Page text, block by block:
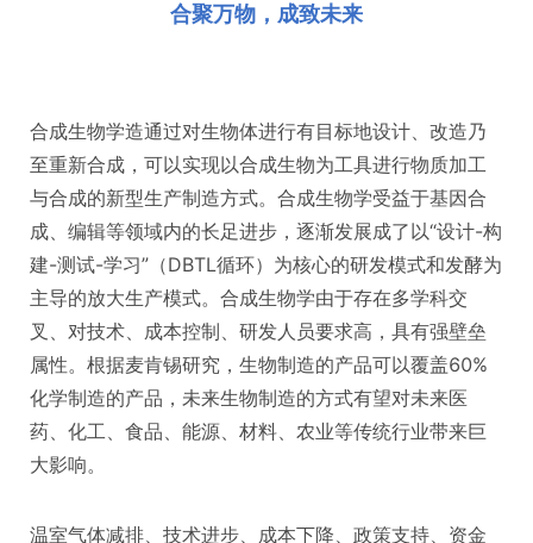
合聚万物，成致未来
合成生物学造通过对生物体进行有目标地设计、改造乃
至重新合成，可以实现以合成生物为工具进行物质加工
与合成的新型生产制造方式。合成生物学受益于基因合
成、编辑等领域内的长足进步，逐渐发展成了以“设计-构
建-测试-学习”（DBTL循环）为核心的研发模式和发酵为
主导的放大生产模式。合成生物学由于存在多学科交
叉、对技术、成本控制、研发人员要求高，具有强壁垒
属性。根据麦肯锡研究，生物制造的产品可以覆盖60%
化学制造的产品，未来生物制造的方式有望对未来医
药、化工、食品、能源、材料、农业等传统行业带来巨
大影响。
温室气体减排、技术进步、成本下降、政策支持、资金